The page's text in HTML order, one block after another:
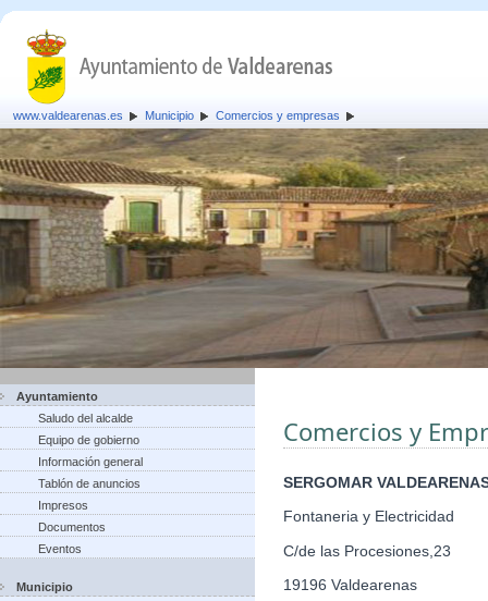
www.valdearenas.es Municipio Comercios y empresas
Ayuntamiento
Saludo del alcalde
Equipo de gobierno
Información general
Tablón de anuncios
Impresos
Documentos
Eventos
Municipio
Comercios y
SERGOMAR
Fontaneria y Electricidad
C/de las Procesiones,23
19196 Valdearenas